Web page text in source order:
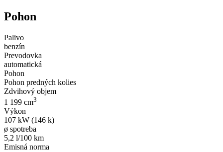
Pohon
Palivo
benzín
Prevodovka
automatická
Pohon
Pohon predných kolies
Zdvihový objem
1 199 cm3
Výkon
107 kW (146 k)
ø spotreba
5,2 l/100 km
Emisná norma